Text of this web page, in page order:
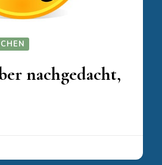
nachgedacht,